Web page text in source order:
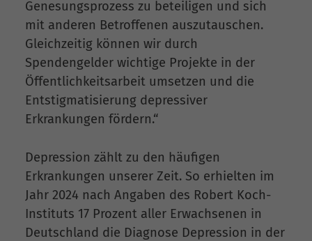
Genesungsprozess zu beteiligen und sich
mit anderen Betroffenen auszutauschen.
Gleichzeitig können wir durch
Spendengelder wichtige Projekte in der
Öffentlichkeitsarbeit umsetzen und die
Entstigmatisierung depressiver
Erkrankungen fördern.“
Depression zählt zu den häufigen
Erkrankungen unserer Zeit. So erhielten im
Jahr 2024 nach Angaben des Robert Koch-
Instituts 17 Prozent aller Erwachsenen in
Deutschland die Diagnose Depression in der